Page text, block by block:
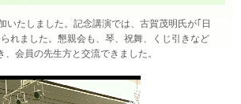
いたしました。記念講演では、古賀茂明氏が｢日
れました。懇親会も、琴、祝舞、くじ引きなど
会員の先生方と交流できました。